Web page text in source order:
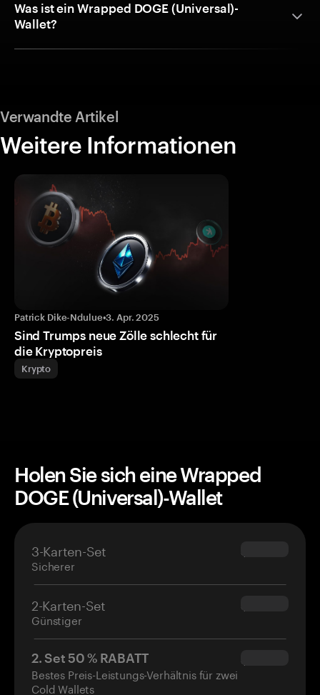
Was ist ein Wrapped DOGE (Universal)-
Wallet?
Verwandte Artikel
Weitere Informationen
Patrick Dike-Ndulue•3. Apr. 2025
Sind Trumps neue Zölle schlecht für
die Kryptopreis
Krypto
Holen Sie sich eine Wrapped
DOGE (Universal)-Wallet
3-Karten-Set
Sicherer
$69.90
2-Karten-Set
Günstiger
$54.90
2. Set 50 % RABATT
Bestes Preis-Leistungs-Verhältnis für zwei
Cold Wallets
$34.95